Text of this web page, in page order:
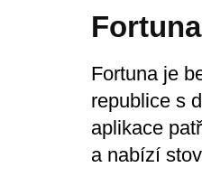
Fortuna je
republice s
aplikace
a nabízí